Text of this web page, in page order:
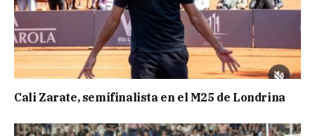
Cali Zarate, semifinalista en el M25 de Londrina